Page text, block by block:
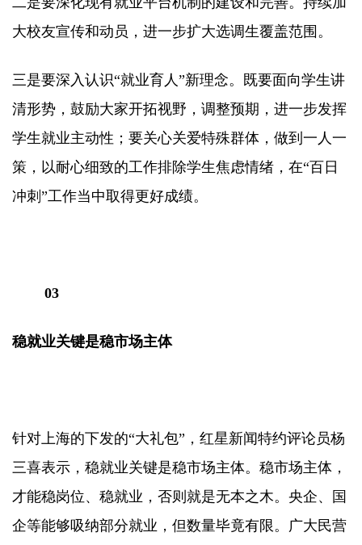
大校友宣传和动员，进一步扩大选调生覆盖范围。
三是要深入认识“就业育人”新理念。既要面向学生讲
清形势，鼓励大家开拓视野，调整预期，进一步发挥
学生就业主动性；要关心关爱特殊群体，做到一人一
策，以耐心细致的工作排除学生焦虑情绪，在“百日
冲刺”工作当中取得更好成绩。
03
稳就业关键是稳市场主体
针对上海的下发的“大礼包”，红星新闻特约评论员杨
三喜表示，稳就业关键是稳市场主体。稳市场主体，
才能稳岗位、稳就业，否则就是无本之木。央企、国
企等能够吸纳部分就业，但数量毕竟有限。广大民营